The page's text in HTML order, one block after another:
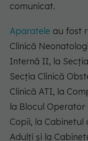
comunicat.
Aparatele au fost
Clinică
Internă II, la
Secţia Clinică
Clinică ATI, la
la Blocul
Copii, la
Adulţi şi la